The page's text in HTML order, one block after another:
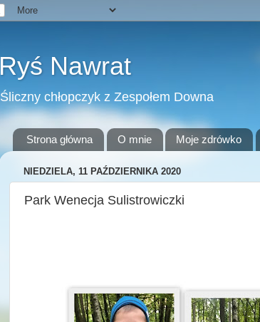
Ryś Nawrat
Śliczny chłopczyk z Zespołem Downa
Strona główna O mnie Moje zdrówko
NIEDZIELA, 11 PAŹDZIERNIKA 2020
Park Wenecja Sulistrowiczki